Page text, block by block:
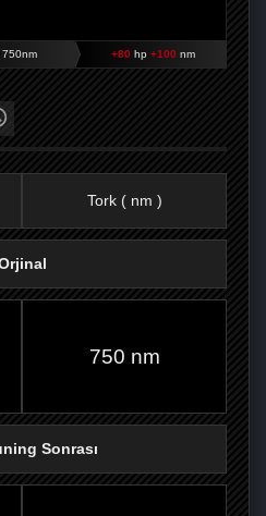
+80 hp +100 nm
Tork ( nm )
750 nm
Sonrası